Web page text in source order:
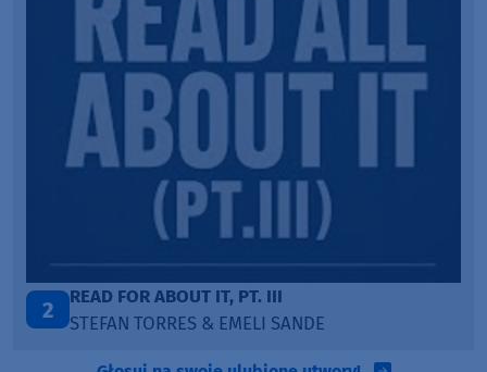
3
PÓŹNIEJ CI OPOWIEM
DAWID KWIATKOWSKI & MARGARET